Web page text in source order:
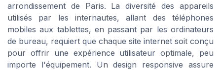
arrondissement de Paris. La diversité des appareils
utilisés par les internautes, allant des téléphones
mobiles aux tablettes, en passant par les ordinateurs
de bureau, requiert que chaque site internet soit conçu
pour offrir une expérience utilisateur optimale, peu
importe l'équipement. Un design responsive assure